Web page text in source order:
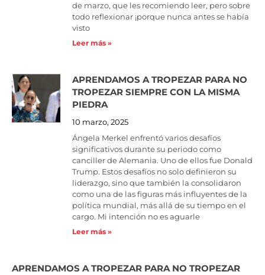
de marzo, que les recomiendo leer, pero sobre
todo reflexionar ¡porque nunca antes se había
visto
Leer más »
APRENDAMOS A TROPEZAR PARA NO
TROPEZAR SIEMPRE CON LA MISMA
PIEDRA
10 marzo, 2025
Ángela Merkel enfrentó varios desafíos
significativos durante su periodo como
canciller de Alemania. Uno de ellos fue Donald
Trump. Estos desafíos no solo definieron su
liderazgo, sino que también la consolidaron
como una de las figuras más influyentes de la
política mundial, más allá de su tiempo en el
cargo. Mi intención no es aguarle
Leer más »
APRENDAMOS A TROPEZAR PARA NO TROPEZAR